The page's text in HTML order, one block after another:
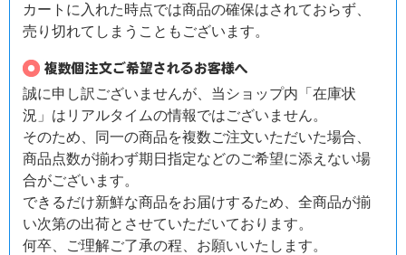
カートに入れた時点では商品の確保はされておらず、
売り切れてしまうこともございます。
誠に申し訳ございませんが、当ショップ内「在庫状
況」はリアルタイムの情報ではございません。
そのため、同一の商品を複数ご注文いただいた場合、
商品点数が揃わず期日指定などのご希望に添えない場
合がございます。
できるだけ新鮮な商品をお届けするため、全商品が揃
い次第の出荷とさせていただいております。
何卒、ご理解ご了承の程、お願いいたします。